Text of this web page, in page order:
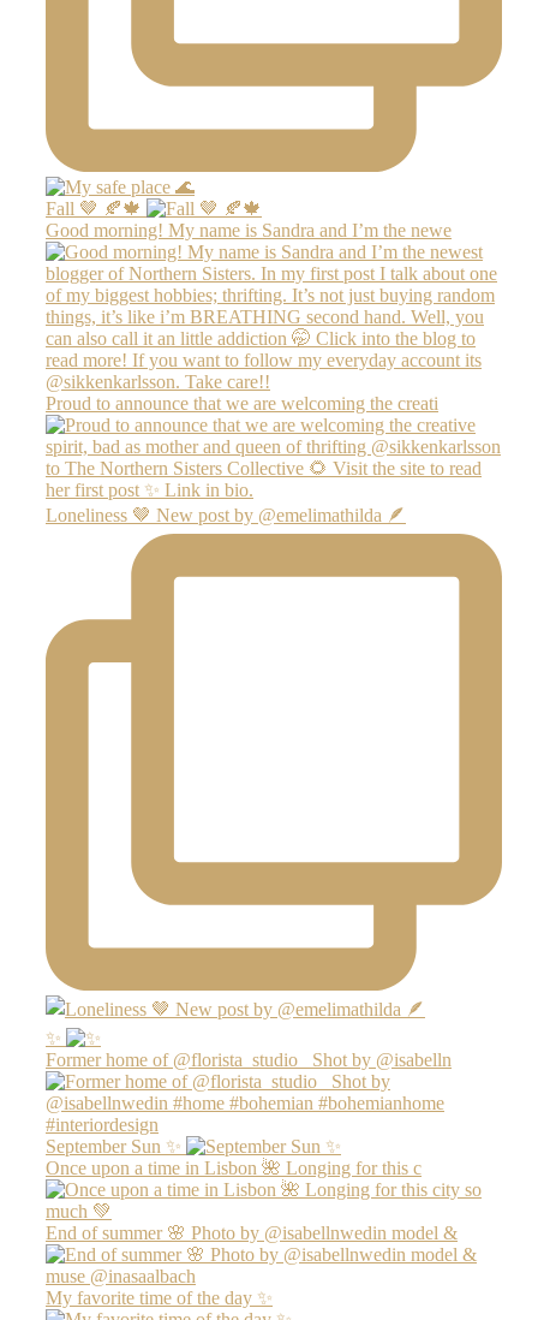
Fall 🤎 🍂🍁
Good morning! My name is Sandra and I’m the newe
Proud to announce that we are welcoming the creati
Loneliness 🤎 New post by @emelimathilda 🪶
✨
Former home of @florista_studio_ Shot by @isabelln
September Sun ✨
Once upon a time in Lisbon 🌺 Longing for this c
End of summer 🌸 Photo by @isabellnwedin model &
My favorite time of the day ✨